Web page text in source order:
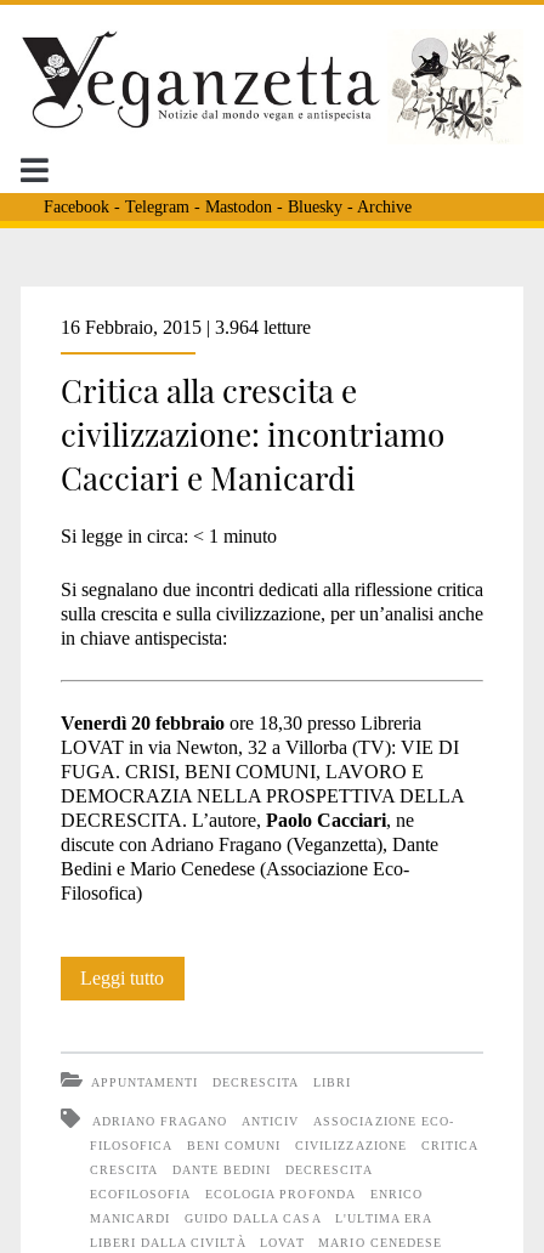
Facebook- Telegram - Mastodon - Bluesky- Archive
Tag:
<span>liberi
dalla
civiltà</span>
16 Febbraio, 2015 | 3.964 letture
Critica alla crescita e
civilizzazione: incontriamo
Cacciari e Manicardi
Si legge in circa: < 1 minuto
Si segnalano due incontri dedicati alla riflessione critica
sulla crescita e sulla civilizzazione, per un’analisi anche
in chiave antispecista:
Venerdì 20 febbraioore 18,30 presso Libreria
LOVAT in via Newton, 32 a Villorba (TV): VIE DI
FUGA. CRISI, BENI COMUNI, LAVORO E
DEMOCRAZIA NELLA PROSPETTIVA DELLA
DECRESCITA. L’autore, Paolo Cacciari, ne
discute con Adriano Fragano (Veganzetta), Dante
Bedini e Mario Cenedese (Associazione Eco-
Filosofica)
Leggi tuttoCritica
civilizzazione:
incontriamo
Cacciari
APPUNTAMENTI DECRESCITA LIBRI
ADRIANO FRAGANO ANTICIV
ASSOCIAZIONE ECO-
FILOSOFICA
BENI COMUNI CIVILIZZAZIONE
CRITICA
CRESCITA
DANTE BEDINI
DECRESCITA
ECOFILOSOFIA
ECOLOGIA PROFONDA
ENRICO
MANICARDI
GUIDO DALLA CASA
L'ULTIMA ERA
LIBERI DALLA CIVILTÀ
LOVAT
MARIO CENEDESE